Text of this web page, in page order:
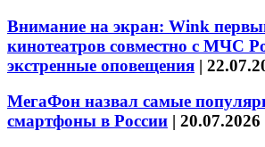
Внимание на экран: Wink
кинотеатров совместно с МЧС
экстренные оповещения |
МегаФон назвал самые
смартфоны в России | 20.07.2026